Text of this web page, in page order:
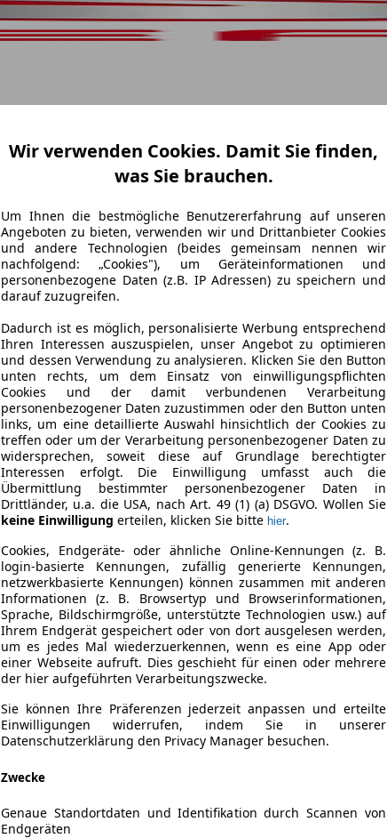
Wir verwenden Cookies. Damit Sie finden,
was Sie brauchen.
Um Ihnen die bestmögliche Benutzererfahrung auf unseren
Angeboten zu bieten, verwenden wir und Drittanbieter Cookies
und andere Technologien (beides gemeinsam nennen wir
nachfolgend: „Cookies"), um Geräteinformationen und
personenbezogene Daten (z.B. IP Adressen) zu speichern und
darauf zuzugreifen.
Dadurch ist es möglich, personalisierte Werbung entsprechend
Ihren Interessen auszuspielen, unser Angebot zu optimieren
und dessen Verwendung zu analysieren. Klicken Sie den Button
unten rechts, um dem Einsatz von einwilligungspflichten
Cookies und der damit verbundenen Verarbeitung
personenbezogener Daten zuzustimmen oder den Button unten
links, um eine detaillierte Auswahl hinsichtlich der Cookies zu
treffen oder um der Verarbeitung personenbezogener Daten zu
widersprechen, soweit diese auf Grundlage berechtigter
Interessen erfolgt. Die Einwilligung umfasst auch die
Übermittlung bestimmter personenbezogener Daten in
Drittländer, u.a. die USA, nach Art. 49 (1) (a) DSGVO. Wollen Sie
keine Einwilligung erteilen, klicken Sie bitte hier.
Cookies, Endgeräte- oder ähnliche Online-Kennungen (z. B.
login-basierte Kennungen, zufällig generierte Kennungen,
netzwerkbasierte Kennungen) können zusammen mit anderen
Informationen (z. B. Browsertyp und Browserinformationen,
Sprache, Bildschirmgröße, unterstützte Technologien usw.) auf
Ihrem Endgerät gespeichert oder von dort ausgelesen werden,
um es jedes Mal wiederzuerkennen, wenn es eine App oder
einer Webseite aufruft. Dies geschieht für einen oder mehrere
der hier aufgeführten Verarbeitungszwecke.
Sie können Ihre Präferenzen jederzeit anpassen und erteilte
Einwilligungen widerrufen, indem Sie in unserer
Datenschutzerklärung den Privacy Manager besuchen.
Zwecke
Genaue Standortdaten und Identifikation durch Scannen von
Endgeräten